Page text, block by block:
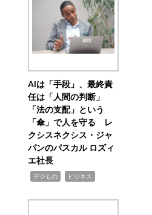
AIは「手段」、最終責
任は「人間の判断」
「法の支配」という
「傘」で人を守る レ
クシスネクシス・ジャ
パンのパスカル ロズィ
エ社長
デジもの ビジネス